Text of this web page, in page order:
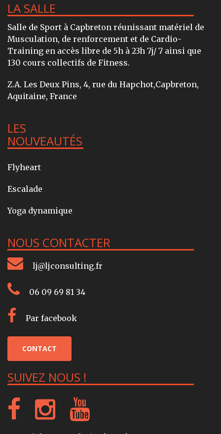
LA SALLE
Salle de Sport à Capbreton réunissant matériel de
Musculation, de renforcement et de Cardio-
Training en accès libre de 5h à 23h 7j/ 7 ainsi que
130 cours collectifs de Fitness.
Z.A. Les Deux Pins, 4, rue du Hapchot,Capbreton,
Aquitaine, France
LES
NOUVEAUTÉS
Flyheart
Escalade
Yoga dynamique
NOUS CONTACTER
lj@ljconsulting.fr
06 09 69 81 34
Par facebook
CONTACT
SUIVEZ NOUS !